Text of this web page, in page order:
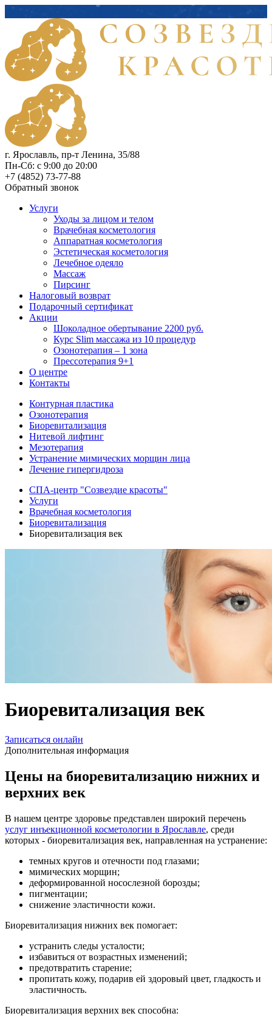
г. Ярославль, пр-т Ленина, 35/88
Пн-Сб: с 9:00 до 20:00
+7 (4852) 73-77-88
Обратный звонок
Услуги
Уходы за лицом и телом
Врачебная косметология
Аппаратная косметология
Эстетическая косметология
Лечебное одеяло
Массаж
Пирсинг
Налоговый возврат
Подарочный сертификат
Акции
Шоколадное обертывание 2200 руб.
Курс Slim массажа из 10 процедур
Озонотерапия – 1 зона
Прессотерапия 9+1
О центре
Контакты
Контурная пластика
Озонотерапия
Биоревитализация
Нитевой лифтинг
Мезотерапия
Устранение мимических морщин лица
Лечение гипергидроза
СПА-центр "Созвездие красоты"
Услуги
Врачебная косметология
Биоревитализация
Биоревитализация век
Биоревитализация век
Записаться онлайн
Дополнительная информация
Цены на биоревитализацию нижних и
верхних век
В нашем центре здоровье представлен широкий перечень
услуг инъекционной косметологии в Ярославле, среди
которых - биоревитализация век, направленная на устранение:
темных кругов и отечности под глазами;
мимических морщин;
деформированной носослезной борозды;
пигментации;
снижение эластичности кожи.
Биоревитализация нижних век помогает:
устранить следы усталости;
избавиться от возрастных изменений;
предотвратить старение;
пропитать кожу, подарив ей здоровый цвет, гладкость и
эластичность.
Биоревитализация верхних век способна: